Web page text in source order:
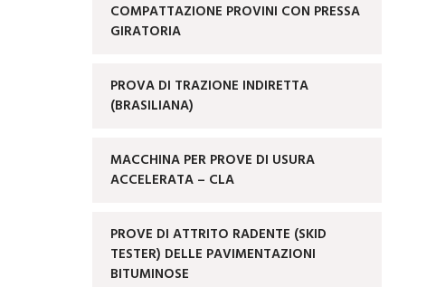
COMPATTAZIONE PROVINI CON PRESSA
GIRATORIA
PROVA DI TRAZIONE INDIRETTA
(BRASILIANA)
MACCHINA PER PROVE DI USURA
ACCELERATA – CLA
PROVE DI ATTRITO RADENTE (SKID
TESTER) DELLE PAVIMENTAZIONI
BITUMINOSE